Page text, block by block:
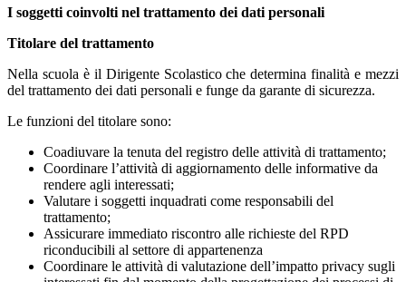
I soggetti coinvolti nel trattamento dei dati personali
Titolare del trattamento
Nella scuola è il Dirigente Scolastico che determina finalità e mezzi
del trattamento dei dati personali e funge da garante di sicurezza.
Le funzioni del titolare sono:
Coadiuvare la tenuta del registro delle attività di trattamento;
Coordinare l’attività di aggiornamento delle informative da
rendere agli interessati;
Valutare i soggetti inquadrati come responsabili del
trattamento;
Assicurare immediato riscontro alle richieste del RPD
riconducibili al settore di appartenenza
Coordinare le attività di valutazione dell’impatto privacy sugli